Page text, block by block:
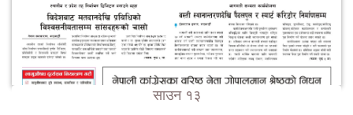
साउन १३